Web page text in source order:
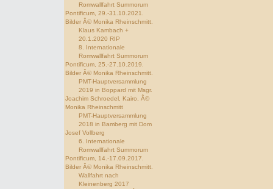
Romwallfahrt Summorum
Pontificum, 29.-31.10.2021.
Bilder Â© Monika Rheinschmitt.
Klaus Kambach +
20.1.2020 RIP
8. Internationale
Romwallfahrt Summorum
Pontificum, 25.-27.10.2019.
Bilder Â© Monika Rheinschmitt.
PMT-Hauptversammlung
2019 in Boppard mit Msgr.
Joachim Schroedel, Kairo, Â©
Monika Rheinschmitt
PMT-Hauptversammlung
2018 in Bamberg mit Dom
Josef Vollberg
6. Internationale
Romwallfahrt Summorum
Pontificum, 14.-17.09.2017.
Bilder Â© Monika Rheinschmitt.
Wallfahrt nach
Kleinenberg 2017